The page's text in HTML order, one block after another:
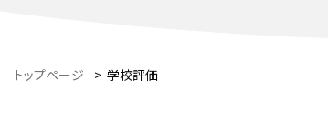
トップページ > 学校評価